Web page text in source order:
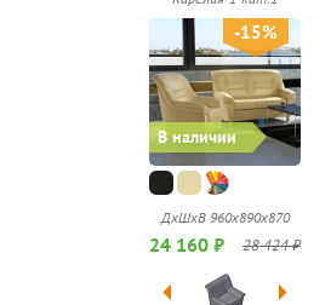
В наличии
-15%
ДхШхВ 960х890х870
24 160 ₽ 28 424 ₽